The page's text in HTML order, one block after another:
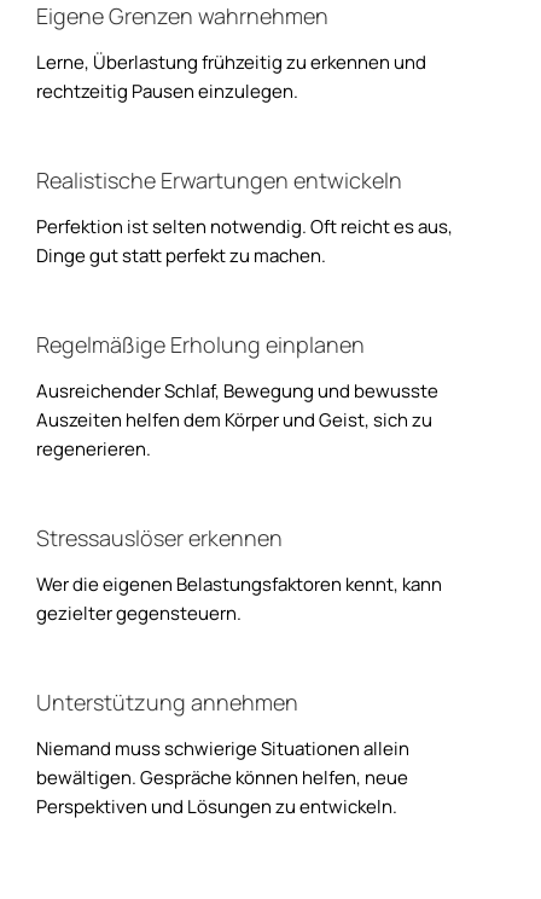
Eigene Grenzen wahrnehmen
Lerne, Überlastung frühzeitig zu erkennen und
rechtzeitig Pausen einzulegen.
Realistische Erwartungen entwickeln
Perfektion ist selten notwendig. Oft reicht es aus,
Dinge gut statt perfekt zu machen.
Regelmäßige Erholung einplanen
Ausreichender Schlaf, Bewegung und bewusste
Auszeiten helfen dem Körper und Geist, sich zu
regenerieren.
Stressauslöser erkennen
Wer die eigenen Belastungsfaktoren kennt, kann
gezielter gegensteuern.
Unterstützung annehmen
Niemand muss schwierige Situationen allein
bewältigen. Gespräche können helfen, neue
Perspektiven und Lösungen zu entwickeln.